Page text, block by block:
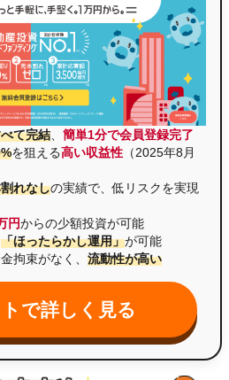
て完結
簡単1分で会員登録完了
を狙える高い収益性 （2025年8月
れなしの実績で、低リスクを実現
円からの少額投資が可能
「ほったらかし運用」が可能
拘束がなく、 流動性が高い
で詳しく見る